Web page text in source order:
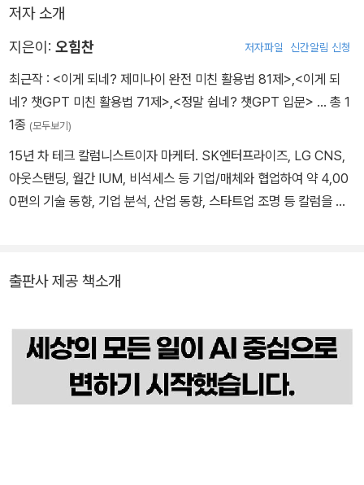
상과 업무 전반의 프로세스를 바꾸는 중이다. 《이게 되네? 제미나이
LM 미친 활용법 51제》에서 제미나이를 실제 업무에 활용하는 실습
저자 소개
지은이: 오힘찬 저자파일 신간알림 신청
최근작 : <이게 되네? 제미나이 완전 미친 활용법 81제>,<이게 되
네? 챗GPT 미친 활용법 71제>,<정말 쉽네? 챗GPT 입문> … 총 1
1종 (모두보기)
15년 차 테크 칼럼니스트이자 마케터. SK엔터프라이즈, LG CNS,
아웃스탠딩, 월간 IUM, 비석세스 등 기업/매체와 협업하여 약 4,00
0편의 기술 동향, 기업 분석, 산업 동향, 스타트업 조명 등 칼럼을 발
71제》(2025) 저 - 《정말 쉽네? 챗GPT 입문》(2024) 저 - 《이게
ur Own Device》(2013) 저 - LG CNS, 아웃스탠딩, 월간 IUM, 비
석세스 IT 칼럼 기고 강의 활동 - 패캠 〈복붙으로 끝내는 미친 AI 업무
자동화 with Claude〉 - 휴넷 〈ChatGPT4o 업무 활용법〉 - 멀티캠
퍼스 〈AI Sense 과정〉 외 SNS - 저자 홈페이지 : himchan.ai - Ai1
출판사 제공 책소개